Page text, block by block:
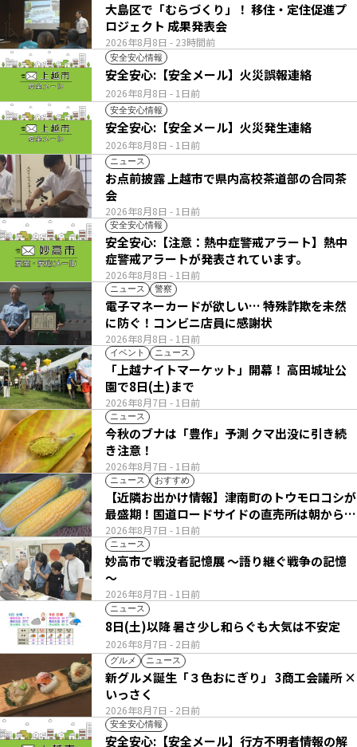
2026年8月8日 - 23時間前
大島区で「むらづくり」！ 移住・定住促進プ
ロジェクト 成果発表会
安全安心情報
2026年8月8日 - 1日前
安全安心:【安全メール】火災誤報連絡
安全安心情報
2026年8月8日 - 1日前
安全安心:【安全メール】火災発生連絡
ニュース
2026年8月8日 - 1日前
お点前披露 上越市で県内高校茶道部の合同茶
会
安全安心情報
2026年8月8日 - 1日前
安全安心:【注意：熱中症警戒アラート】熱中
症警戒アラートが発表されています。
ニュース 警察
2026年8月8日 - 1日前
電子マネーカードが欲しい… 特殊詐欺を未然
に防ぐ！コンビニ店員に感謝状
イベント ニュース
2026年8月7日 - 1日前
「上越ナイトマーケット」開幕！ 高田城址公
園で8日(土)まで
ニュース
2026年8月7日 - 1日前
今秋のブナは「豊作」予測 クマ出没に引き続
き注意！
ニュース おすすめ
2026年8月7日 - 1日前
【近隣お出かけ情報】津南町のトウモロコシが
最盛期！国道ロードサイドの直売所は朝から長
い列
ニュース
2026年8月7日 - 1日前
妙高市で戦没者記憶展 ～語り継ぐ戦争の記憶
～
ニュース
2026年8月7日 - 2日前
8日(土)以降 暑さ少し和らぐも大気は不安定
グルメ ニュース
2026年8月7日 - 2日前
新グルメ誕生「３色おにぎり」 3商工会議所 ×
いっさく
安全安心情報
安全安心:【安全メール】行方不明者情報の解